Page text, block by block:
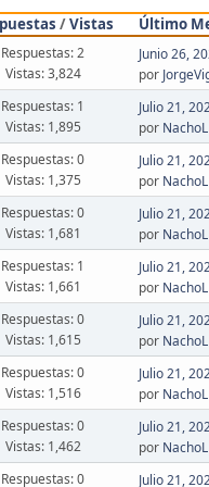
/Vistas Último
Respuestas: 2
Vistas: 3,824
Junio 26,
por
Respuestas: 1
Vistas: 1,895
Julio 21,
por NachoL
Respuestas: 0
Vistas: 1,375
Julio 21,
por NachoL
Respuestas: 0
Vistas: 1,681
Julio 21,
por NachoL
Respuestas: 1
Vistas: 1,661
Julio 21,
por NachoL
Respuestas: 0
Vistas: 1,615
Julio 21,
por NachoL
Respuestas: 0
Vistas: 1,516
Julio 21,
por NachoL
Respuestas: 0
Vistas: 1,462
Julio 21,
por NachoL
Respuestas: 0
Julio 21,